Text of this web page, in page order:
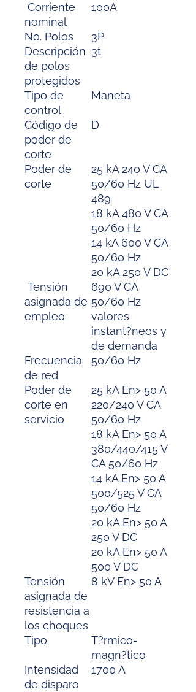
Corriente
nominal
100A
No. Polos
3P
Descripción
de polos
protegidos
3t
Tipo de
control
Maneta
Código de
poder de
corte
D
Poder de
corte
25 kA 240 V CA
50/60 Hz UL
489
18 kA 480 V CA
50/60 Hz
14 kA 600 V CA
50/60 Hz
20 kA 250 V DC
Tensión
asignada de
empleo
690 V CA
50/60 Hz
valores
instant?neos y
de demanda
Frecuencia
de red
50/60 Hz
Poder de
corte en
servicio
25 kA En> 50 A
220/240 V CA
50/60 Hz
18 kA En> 50 A
380/440/415 V
CA 50/60 Hz
14 kA En> 50 A
500/525 V CA
50/60 Hz
20 kA En> 50 A
250 V DC
20 kA En> 50 A
500 V DC
Tensión
asignada de
resistencia a
los choques
8 kV En> 50 A
Tipo
T?rmico-
magn?tico
Intensidad
de disparo
1700 A